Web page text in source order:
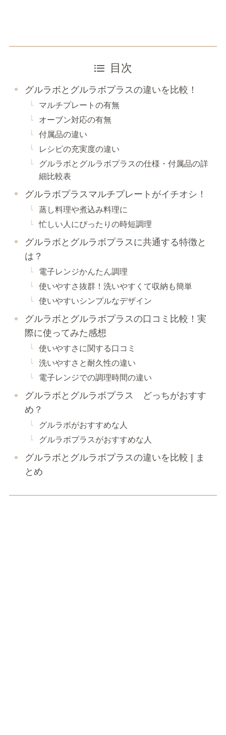
目次
グルラボとグルラボプラスの違いを比較！
マルチプレートの有無
オーブン対応の有無
付属品の違い
レシピの充実度の違い
グルラボとグルラボプラスの仕様・付属品の詳
細比較表
グルラボプラスマルチプレートがイチオシ！
蒸し料理や煮込み料理に
忙しい人にぴったりの時短調理
グルラボとグルラボプラスに共通する特徴と
は？
電子レンジかんたん調理
使いやすさ抜群！洗いやすくて収納も簡単
使いやすいシンプルなデザイン
グルラボとグルラボプラスの口コミ比較！実
際に使ってみた感想
使いやすさに関する口コミ
洗いやすさと耐久性の違い
電子レンジでの調理時間の違い
グルラボとグルラボプラス どっちがおすす
め？
グルラボがおすすめな人
グルラボプラスがおすすめな人
グルラボとグルラボプラスの違いを比較 | ま
とめ